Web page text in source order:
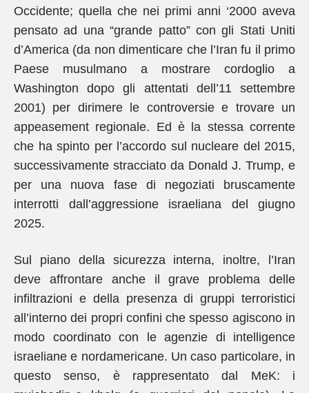
Occidente; quella che nei primi anni ‘2000 aveva
pensato ad una “grande patto” con gli Stati Uniti
d’America (da non dimenticare che l’Iran fu il primo
Paese musulmano a mostrare cordoglio a
Washington dopo gli attentati dell’11 settembre
2001) per dirimere le controversie e trovare un
appeasement regionale. Ed è la stessa corrente
che ha spinto per l’accordo sul nucleare del 2015,
successivamente stracciato da Donald J. Trump, e
per una nuova fase di negoziati bruscamente
interrotti dall’aggressione israeliana del giugno
2025.
Sul piano della sicurezza interna, inoltre, l’Iran
deve affrontare anche il grave problema delle
infiltrazioni e della presenza di gruppi terroristici
all’interno dei propri confini che spesso agiscono in
modo coordinato con le agenzie di intelligence
israeliane e nordamericane. Un caso particolare, in
questo senso, è rappresentato dal MeK: i